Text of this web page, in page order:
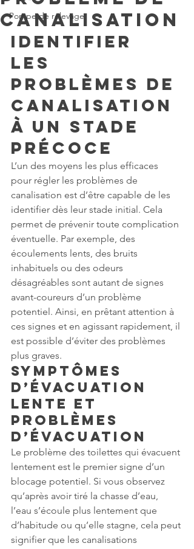
Pompe de relevage
canalisation
Identifier
les
Problèmes de
Canalisation
à un Stade
Précoce
L’un des moyens les plus efficaces
pour régler les problèmes de
canalisation est d’être capable de les
identifier dès leur stade initial. Cela
permet de prévenir toute complication
éventuelle. Par exemple, des
écoulements lents, des bruits
inhabituels ou des odeurs
désagréables sont autant de signes
avant-coureurs d’un problème
potentiel. Ainsi, en prêtant attention à
ces signes et en agissant rapidement, il
est possible d’éviter des problèmes
plus graves.
Symptômes
d’évacuation
lente et
problèmes
d’évacuation
Le problème des toilettes qui évacuent
lentement est le premier signe d’un
blocage potentiel. Si vous observez
qu’après avoir tiré la chasse d’eau,
l’eau s’écoule plus lentement que
d’habitude ou qu’elle stagne, cela peut
signifier que les canalisations